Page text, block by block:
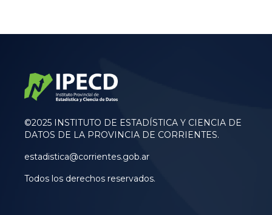
©2025 INSTITUTO DE ESTADÍSTICA Y CIENCIA DE
DATOS DE LA PROVINCIA DE CORRIENTES.
estadistica@corrientes.gob.ar
Todos los derechos reservados.